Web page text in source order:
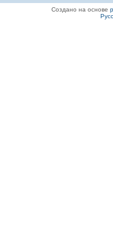
Создано на основе